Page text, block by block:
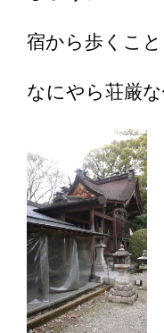
宿から歩くこと
なにやら荘厳